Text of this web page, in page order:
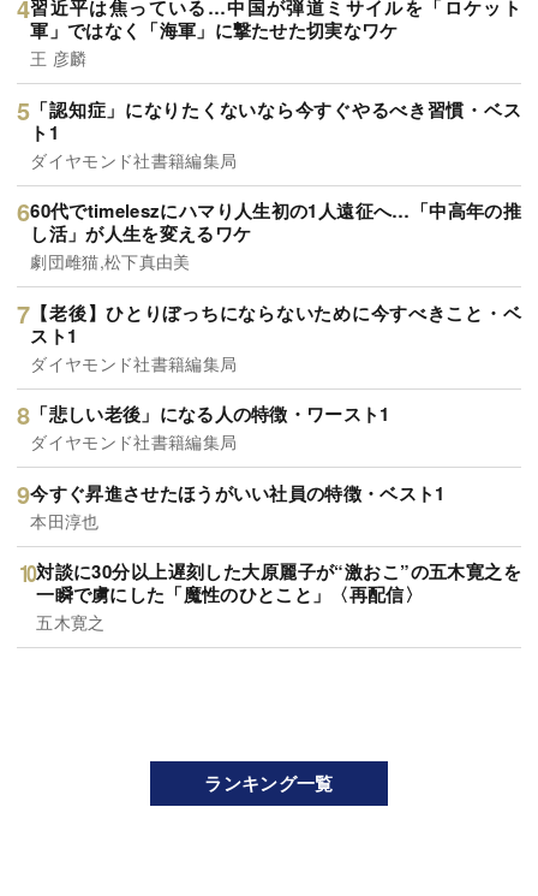
習近平は焦っている…中国が弾道ミサイルを「ロケット
軍」ではなく「海軍」に撃たせた切実なワケ
王 彦麟
「認知症」になりたくないなら今すぐやるべき習慣・ベス
ト1
ダイヤモンド社書籍編集局
60代でtimeleszにハマり人生初の1人遠征へ…「中高年の推
し活」が人生を変えるワケ
劇団雌猫,松下真由美
【老後】ひとりぼっちにならないために今すべきこと・ベ
スト1
ダイヤモンド社書籍編集局
「悲しい老後」になる人の特徴・ワースト1
ダイヤモンド社書籍編集局
今すぐ昇進させたほうがいい社員の特徴・ベスト1
本田淳也
対談に30分以上遅刻した大原麗子が“激おこ”の五木寛之を
一瞬で虜にした「魔性のひとこと」〈再配信〉
五木寛之
ランキング一覧